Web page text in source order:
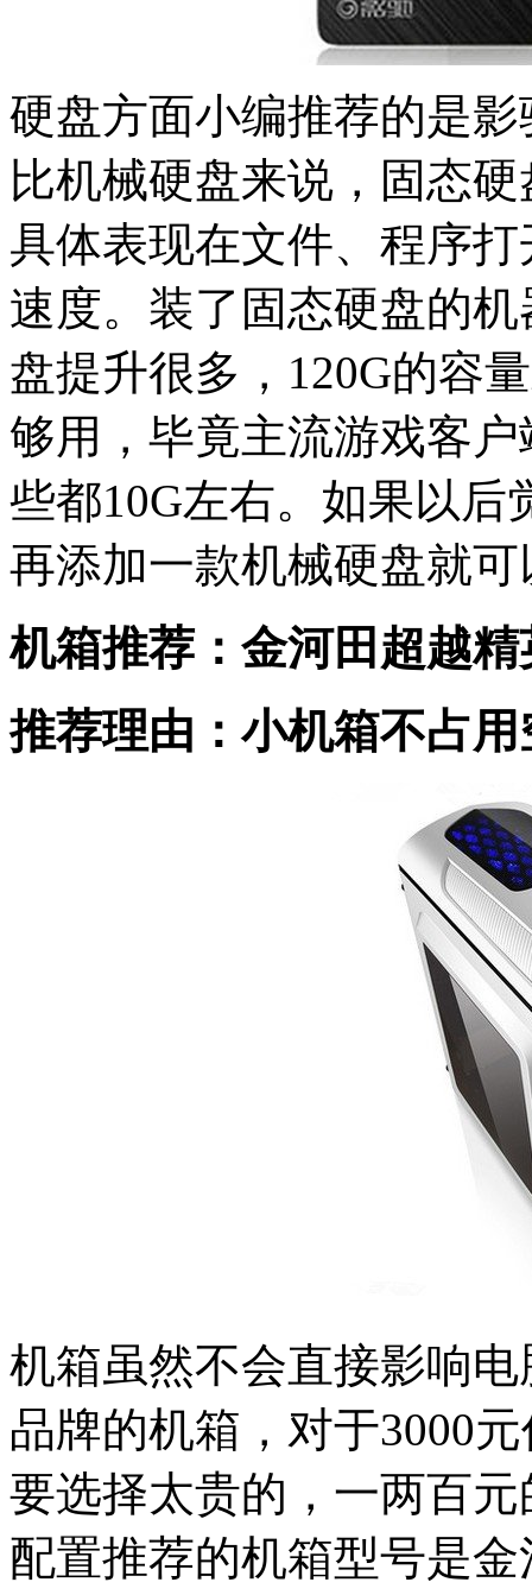
硬盘方面小编推荐的是
比机械硬盘来说，固态
具体表现在文件、程序
速度。装了固态硬盘的
盘提升很多，120G的容
够用，毕竟主流游戏客
些都10G左右。如果以
再添加一款机械硬盘就可
机箱推荐：金河田超越精
推荐理由：小机箱不占
机箱虽然不会直接影响
品牌的机箱，对于3000
要选择太贵的，一两百
配置推荐的机箱型号是